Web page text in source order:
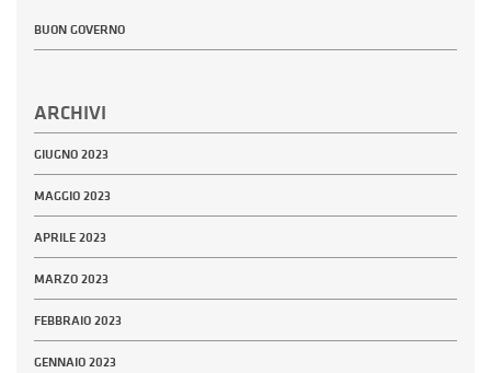
BUON GOVERNO
ARCHIVI
GIUGNO 2023
MAGGIO 2023
APRILE 2023
MARZO 2023
FEBBRAIO 2023
GENNAIO 2023